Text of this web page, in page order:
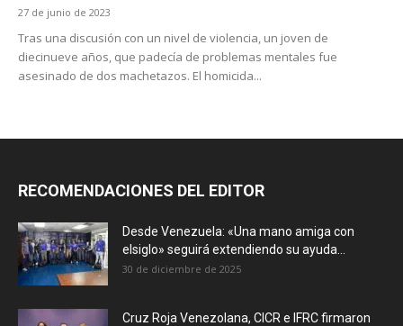
27 de junio de 2023
Tras una discusión con un nivel de violencia, un joven de
diecinueve años, que padecía de problemas mentales fue
asesinado de dos machetazos. El homicida...
RECOMENDACIONES DEL EDITOR
Desde Venezuela: «Una mano amiga con
elsiglo» seguirá extendiendo su ayuda...
30 de diciembre de 2025
Cruz Roja Venezolana, CICR e IFRC firmaron